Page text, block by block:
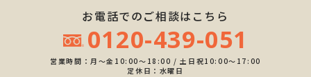
お電話でのご相談はこちら
0120-439-051
営業時間：月～金10:00～18:00 / 土日祝10:00～17:00
定休日：水曜日